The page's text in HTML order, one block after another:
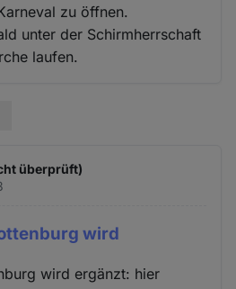
zu öffnen.
unter der Schirmherrschaft
laufen.
überprüft)
wird
wird ergänzt: hier